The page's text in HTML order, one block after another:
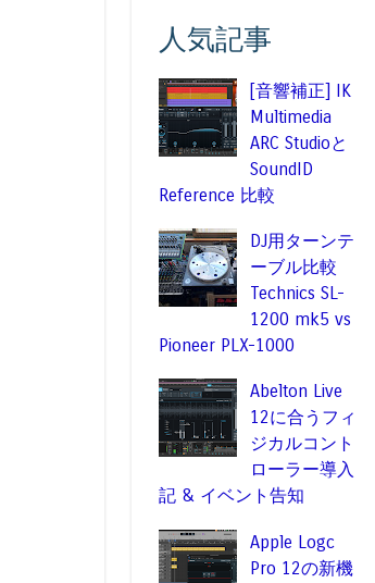
人気記事
[音響補正] IK
Multimedia
ARC Studioと
SoundID
Reference 比較
DJ用ターンテ
ーブル比較
Technics SL-
1200 mk5 vs
Pioneer PLX-1000
Abelton Live
12に合うフィ
ジカルコント
ローラー導入
記 & イベント告知
Apple Logc
Pro 12の新機